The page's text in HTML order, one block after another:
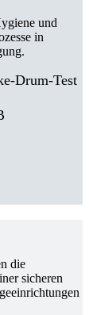
und
in
Drum-Test
die
sicheren